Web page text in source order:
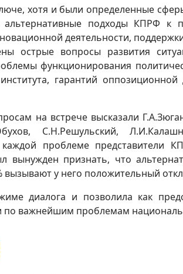
хотя и были определенные
альтернативные подходы КПРФ к
деятельности,
острые вопросы развития
функционирования
гарантий оппозиционной
на встрече высказали
С.Н.Решульский,
проблеме представители
вынужден признать, что
у него положительный
диалога и позволила как
по важнейшим проблемам